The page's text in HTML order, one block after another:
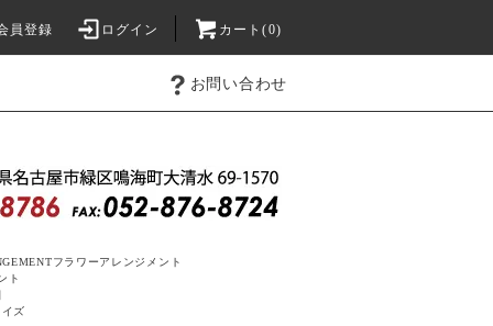
員登録 ログイン カート(0)
お問い合わせ
フラワーアレンジメント
ト
ズ